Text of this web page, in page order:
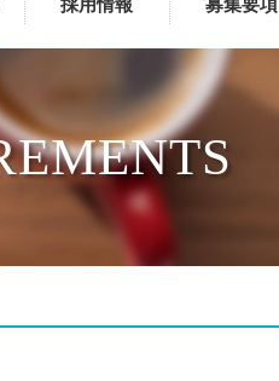
採用情報 募集要項